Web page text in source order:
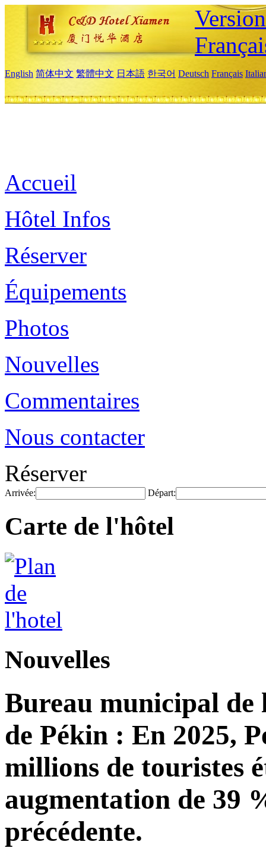
English 简体中文 繁體中文 日本語 한국어 Deutsch Français
Accueil
Hôtel Infos
Réserver
Équipements
Photos
Nouvelles
Commentaires
Nous contacter
Réserver
Arrivée: Départ:
Carte de l'hôtel
Nouvelles
Bureau municipal
de Pékin : En 2025,
millions de touristes
augmentation de 39
précédente.